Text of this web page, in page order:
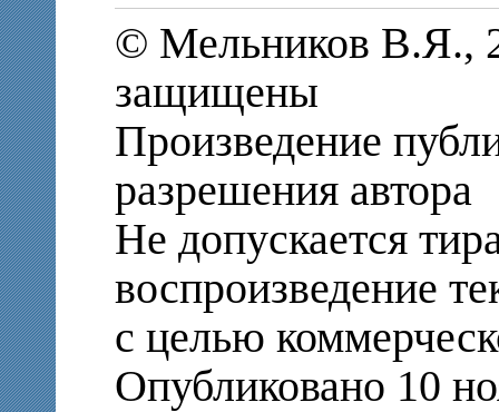
© Мельников В.Я.,
защищены
Произведение
разрешения автора
Не допускается
воспроизведение
с целью
Опубликовано 10